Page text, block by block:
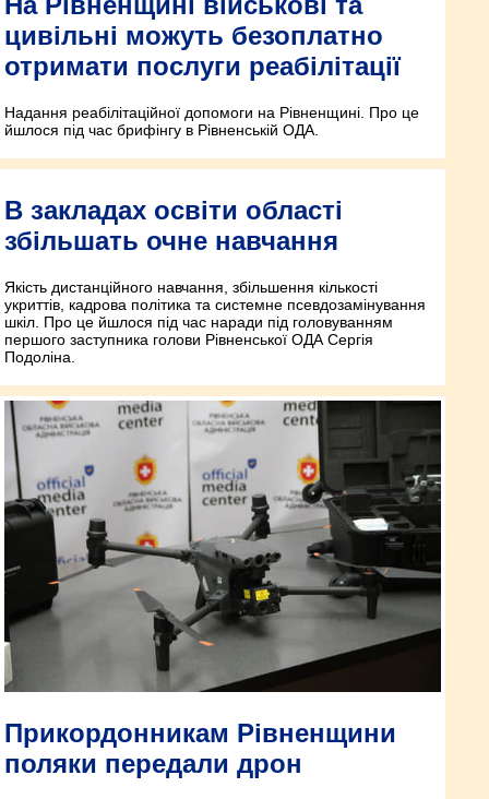
цивільні можуть безоплатно
отримати послуги реабілітації
Надання реабілітаційної допомоги на Рівненщині. Про це
йшлося під час брифінгу в Рівненській ОДА.
В закладах освіти області
збільшать очне навчання
Якість дистанційного навчання, збільшення кількості
укриттів, кадрова політика та системне псевдозамінування
шкіл. Про це йшлося під час наради під головуванням
першого заступника голови Рівненської ОДА Сергія
Подоліна.
Прикордонникам Рівненщини
поляки передали дрон